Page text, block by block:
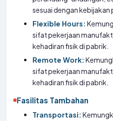
sesuai dengan kebijakan
Flexible Hours:
sifat pekerjaan
kehadiran fisik di pabrik.
Remote Work:
sifat pekerjaan
kehadiran fisik di pabrik.
Fasilitas Tambahan
Transportasi: